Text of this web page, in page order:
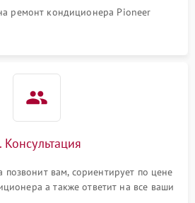
ремонт кондиционера Pioneer
Консультация
позвонит вам, сориентирует по цене
а также ответит на все ваши